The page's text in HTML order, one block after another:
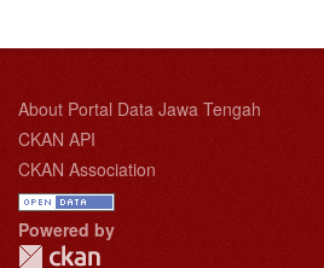
About Portal Data Jawa Tengah
CKAN API
CKAN Association
Powered by